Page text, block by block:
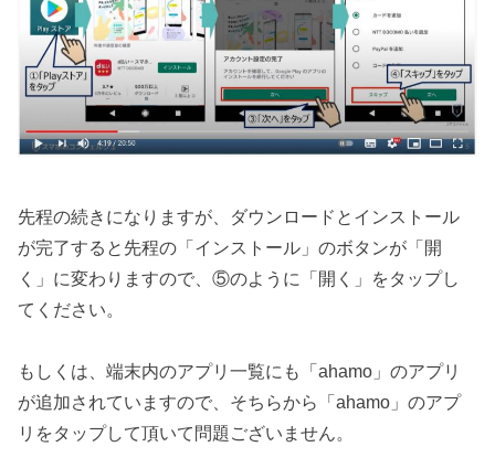
先程の続きになりますが、ダウンロードとインストール
が完了すると先程の「インストール」のボタンが「開
く」に変わりますので、⑤のように「開く」をタップし
てください。
もしくは、端末内のアプリ一覧にも「ahamo」のアプリ
が追加されていますので、そちらから「ahamo」のアプ
リをタップして頂いて問題ございません。